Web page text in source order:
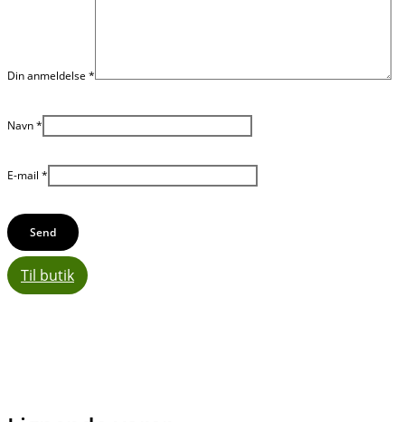
Din anmeldelse *
Navn*
E-mail *
Til butik